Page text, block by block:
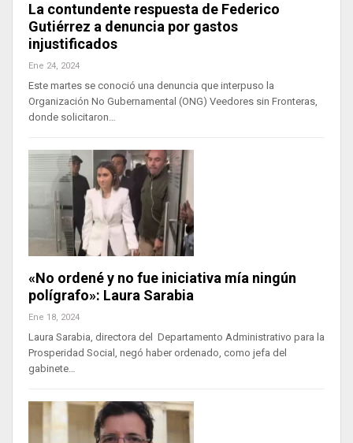
La contundente respuesta de Federico
Gutiérrez a denuncia por gastos
injustificados
Ene 24, 2024
Este martes se conoció una denuncia que interpuso la
Organización No Gubernamental (ONG) Veedores sin Fronteras,
donde solicitaron…
«No ordené y no fue iniciativa mía ningún
polígrafo»: Laura Sarabia
Ene 18, 2024
Laura Sarabia, directora del Departamento Administrativo para la
Prosperidad Social, negó haber ordenado, como jefa del
gabinete…